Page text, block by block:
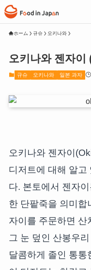
ホーム 규슈 오키나와
오키나와 젠자이
규슈 오키나와 일본 과자
오키나와 젠자이
디저트에 대해 알고
다. 본토에서 젠자
한 단팥죽을 의미합
자이를 주문하면 산
그 눈 덮인 산봉우
달콤하게 졸인 통통